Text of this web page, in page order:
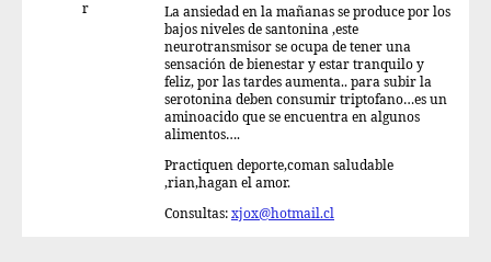
r
La ansiedad en la mañanas se produce por los
bajos niveles de santonina ,este
neurotransmisor se ocupa de tener una
sensación de bienestar y estar tranquilo y
feliz, por las tardes aumenta.. para subir la
serotonina deben consumir triptofano…es un
aminoacido que se encuentra en algunos
alimentos….
Practiquen deporte,coman saludable
,rian,hagan el amor.
Consultas: xjox@hotmail.cl